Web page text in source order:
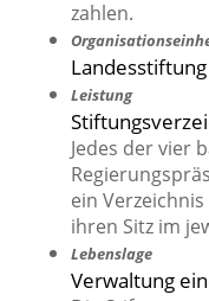
zahlen.
Leistung
Jedes der vier
ein
ihren Sitz im
Lebenslage
Verwaltung